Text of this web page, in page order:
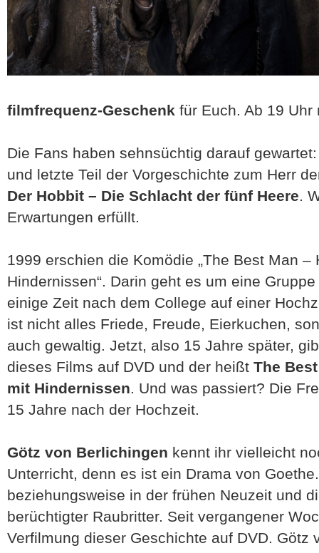
filmfrequenz-Geschenk für Euch. Ab 19
Die Fans haben sehnsüchtig darauf
und letzte Teil der Vorgeschichte zum Herr
Der Hobbit – Die Schlacht der fünf Heere.
Erwartungen erfüllt.
1999 erschien die Komödie „The Best Man –
Hindernissen“. Darin geht es um eine
einige Zeit nach dem College auf einer
ist nicht alles Friede, Freude, Eierkuchen,
auch gewaltig. Jetzt, also 15 Jahre später,
dieses Films auf DVD und der heißt The
mit Hindernissen. Und was passiert? Die
15 Jahre nach der Hochzeit.
Götz von Berlichingen kennt ihr vielleicht
Unterricht, denn es ist ein Drama von
beziehungsweise in der frühen Neuzeit und
berüchtigter Raubritter. Seit vergangener
Verfilmung dieser Geschichte auf DVD. Götz